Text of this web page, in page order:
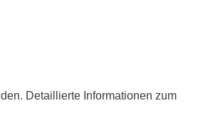
Detaillierte Informationen zum